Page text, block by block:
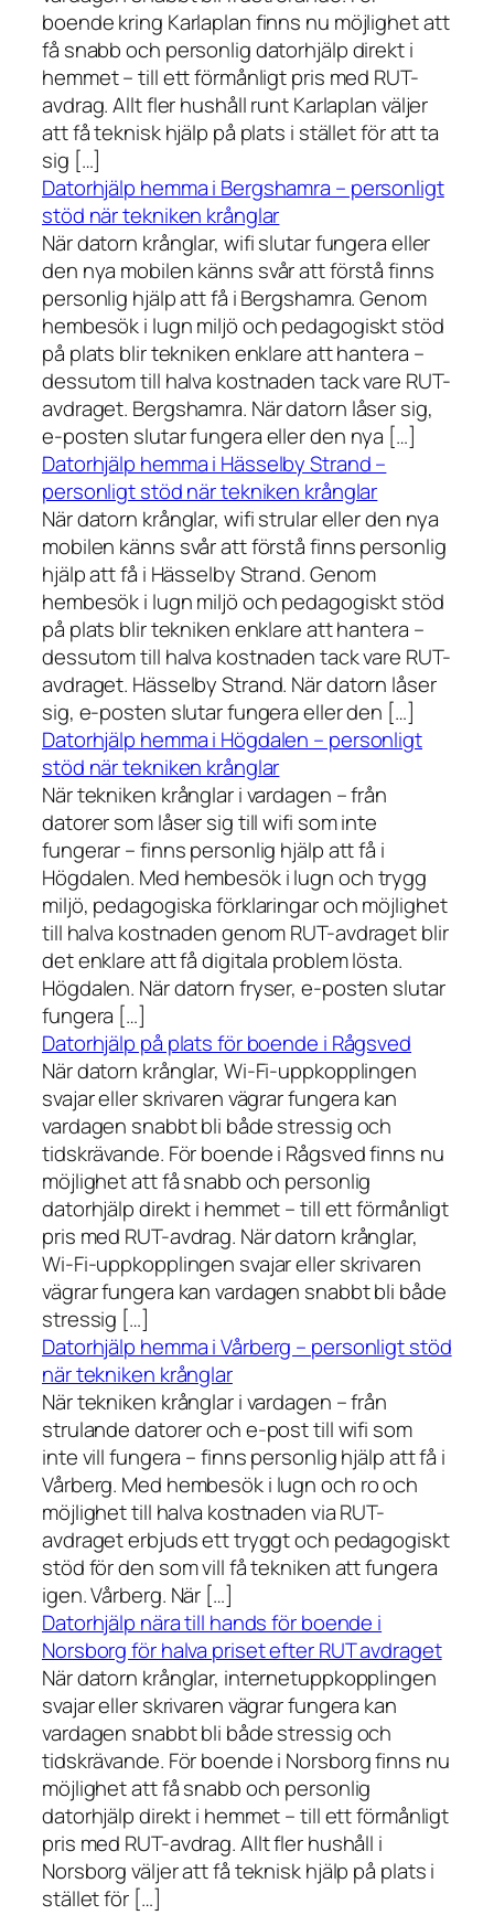
boende kring Karlaplan finns nu möjlighet att
få snabb och personlig datorhjälp direkt i
hemmet – till ett förmånligt pris med RUT-
avdrag. Allt fler hushåll runt Karlaplan väljer
att få teknisk hjälp på plats i stället för att ta
sig […]
Datorhjälp hemma i Bergshamra – personligt
stöd när tekniken krånglar
När datorn krånglar, wifi slutar fungera eller
den nya mobilen känns svår att förstå finns
personlig hjälp att få i Bergshamra. Genom
hembesök i lugn miljö och pedagogiskt stöd
på plats blir tekniken enklare att hantera –
dessutom till halva kostnaden tack vare RUT-
avdraget. Bergshamra. När datorn låser sig,
e-posten slutar fungera eller den nya […]
Datorhjälp hemma i Hässelby Strand –
personligt stöd när tekniken krånglar
När datorn krånglar, wifi strular eller den nya
mobilen känns svår att förstå finns personlig
hjälp att få i Hässelby Strand. Genom
hembesök i lugn miljö och pedagogiskt stöd
på plats blir tekniken enklare att hantera –
dessutom till halva kostnaden tack vare RUT-
avdraget. Hässelby Strand. När datorn låser
sig, e-posten slutar fungera eller den […]
Datorhjälp hemma i Högdalen – personligt
stöd när tekniken krånglar
När tekniken krånglar i vardagen – från
datorer som låser sig till wifi som inte
fungerar – finns personlig hjälp att få i
Högdalen. Med hembesök i lugn och trygg
miljö, pedagogiska förklaringar och möjlighet
till halva kostnaden genom RUT-avdraget blir
det enklare att få digitala problem lösta.
Högdalen. När datorn fryser, e-posten slutar
fungera […]
Datorhjälp på plats för boende i Rågsved
När datorn krånglar, Wi-Fi-uppkopplingen
svajar eller skrivaren vägrar fungera kan
vardagen snabbt bli både stressig och
tidskrävande. För boende i Rågsved finns nu
möjlighet att få snabb och personlig
datorhjälp direkt i hemmet – till ett förmånligt
pris med RUT-avdrag. När datorn krånglar,
Wi-Fi-uppkopplingen svajar eller skrivaren
vägrar fungera kan vardagen snabbt bli både
stressig […]
Datorhjälp hemma i Vårberg – personligt stöd
när tekniken krånglar
När tekniken krånglar i vardagen – från
strulande datorer och e-post till wifi som
inte vill fungera – finns personlig hjälp att få i
Vårberg. Med hembesök i lugn och ro och
möjlighet till halva kostnaden via RUT-
avdraget erbjuds ett tryggt och pedagogiskt
stöd för den som vill få tekniken att fungera
igen. Vårberg. När […]
Datorhjälp nära till hands för boende i
Norsborg för halva priset efter RUT avdraget
När datorn krånglar, internetuppkopplingen
svajar eller skrivaren vägrar fungera kan
vardagen snabbt bli både stressig och
tidskrävande. För boende i Norsborg finns nu
möjlighet att få snabb och personlig
datorhjälp direkt i hemmet – till ett förmånligt
pris med RUT-avdrag. Allt fler hushåll i
Norsborg väljer att få teknisk hjälp på plats i
stället för […]